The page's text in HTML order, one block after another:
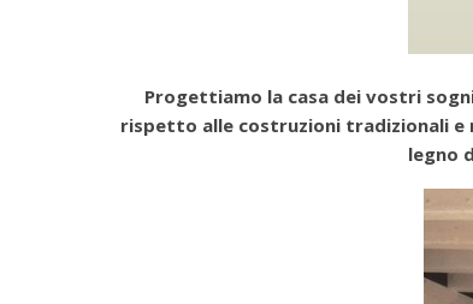
Progettiamo la casa dei vostri
rispetto alle costruzioni tradizionali e
legno